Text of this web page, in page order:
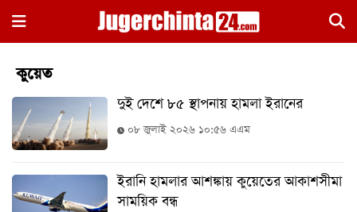
×
হোম
কুয়েত
দুই দেশে ৮৫ স্থাপনায় হামলা ইরানের
০৮ জুলাই ২০২৬ ১০:৫৬ এএম
ইরানি হামলার আশঙ্কায় কুয়েতের আকাশসীমা
সাময়িক বন্ধ